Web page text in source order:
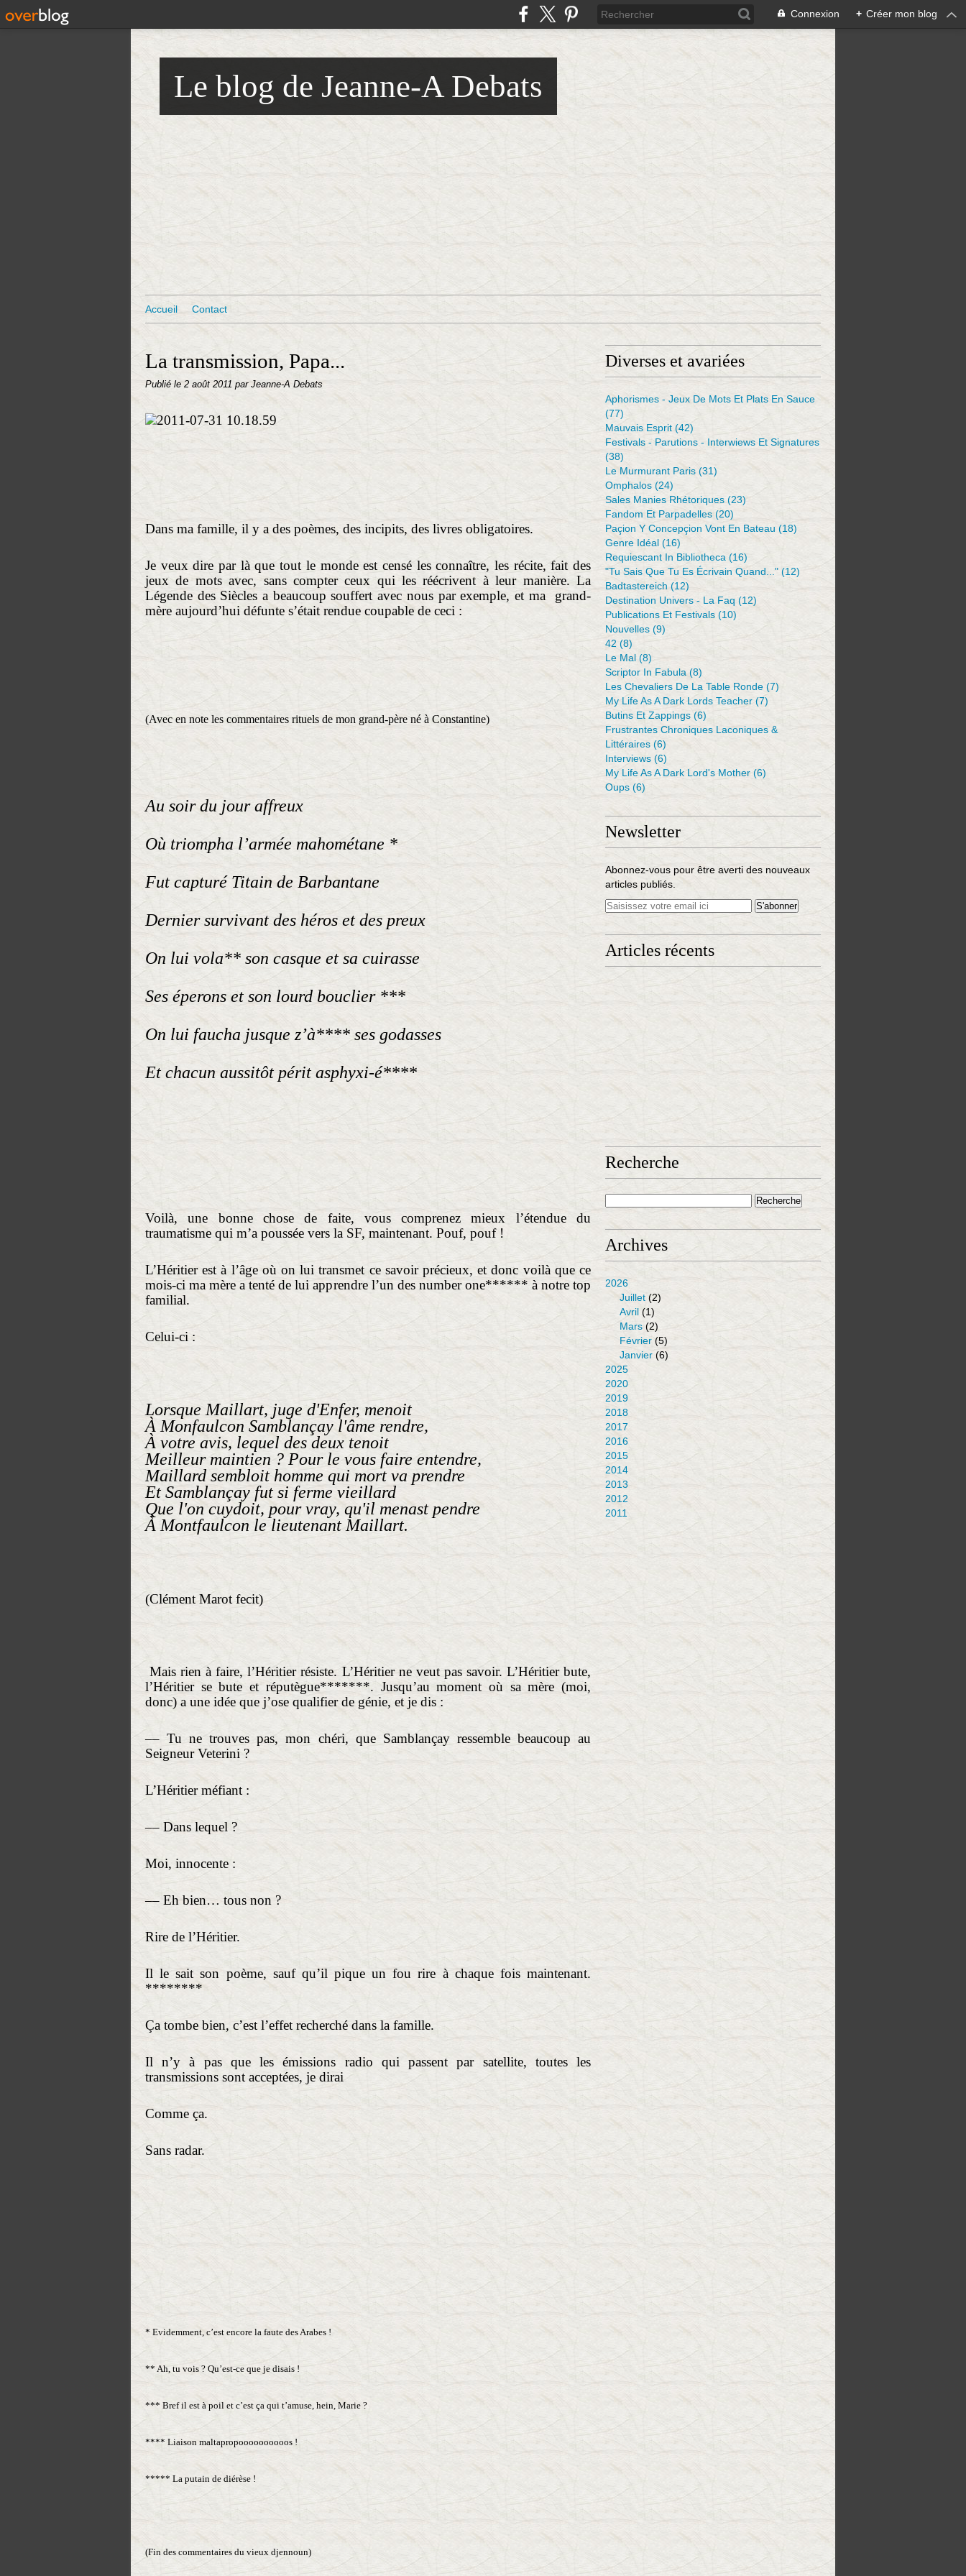
Connexion + Créer mon blog
Le blog de Jeanne-A Debats
Accueil Contact
La transmission, Papa...
Publié le 2 août 2011 par Jeanne-A Debats
Dans ma famille, il y a des poèmes, des incipits, des livres obligatoires.
Je veux dire par là que tout le monde est censé les connaître, les récite, fait des
jeux de mots avec, sans compter ceux qui les réécrivent à leur manière. La
Légende des Siècles a beaucoup souffert avec nous par exemple, et ma grand-
mère aujourd’hui défunte s’était rendue coupable de ceci :
(Avec en note les commentaires rituels de mon grand-père né à Constantine)
Au soir du jour affreux
Où triompha l’armée mahométane *
Fut capturé Titain de Barbantane
Dernier survivant des héros et des preux
On lui vola** son casque et sa cuirasse
Ses éperons et son lourd bouclier ***
On lui faucha jusque z’à**** ses godasses
Et chacun aussitôt périt asphyxi-é****
Voilà, une bonne chose de faite, vous comprenez mieux l’étendue du
traumatisme qui m’a poussée vers la SF, maintenant. Pouf, pouf !
L’Héritier est à l’âge où on lui transmet ce savoir précieux, et donc voilà que ce
mois-ci ma mère a tenté de lui apprendre l’un des number one****** à notre top
familial.
Celui-ci :
Lorsque Maillart, juge d'Enfer, menoit
À Monfaulcon Samblançay l'âme rendre,
À votre avis, lequel des deux tenoit
Meilleur maintien ? Pour le vous faire entendre,
Maillard sembloit homme qui mort va prendre
Et Samblançay fut si ferme vieillard
Que l'on cuydoit, pour vray, qu'il menast pendre
À Montfaulcon le lieutenant Maillart.
(Clément Marot fecit)
Mais rien à faire, l’Héritier résiste. L’Héritier ne veut pas savoir. L’Héritier bute,
l’Héritier se bute et réputègue*******. Jusqu’au moment où sa mère (moi,
donc) a une idée que j’ose qualifier de génie, et je dis :
–– Tu ne trouves pas, mon chéri, que Samblançay ressemble beaucoup au
Seigneur Veterini ?
L’Héritier méfiant :
–– Dans lequel ?
Moi, innocente :
–– Eh bien… tous non ?
Rire de l’Héritier.
Il le sait son poème, sauf qu’il pique un fou rire à chaque fois maintenant.
********
Ça tombe bien, c’est l’effet recherché dans la famille.
Il n’y à pas que les émissions radio qui passent par satellite, toutes les
transmissions sont acceptées, je dirai
Comme ça.
Sans radar.
* Evidemment, c’est encore la faute des Arabes !
** Ah, tu vois ? Qu’est-ce que je disais !
*** Bref il est à poil et c’est ça qui t’amuse, hein, Marie ?
**** Liaison maltapropoooooooooos !
***** La putain de diérèse !
(Fin des commentaires du vieux djennoun)
Diverses et avariées
Aphorismes - Jeux De Mots Et Plats En Sauce
(77)
Mauvais Esprit (42)
Festivals - Parutions - Interwiews Et Signatures
(38)
Le Murmurant Paris (31)
Omphalos (24)
Sales Manies Rhétoriques (23)
Fandom Et Parpadelles (20)
Paçion Y Concepçion Vont En Bateau (18)
Genre Idéal (16)
Requiescant In Bibliotheca (16)
"tu Sais Que Tu Es Écrivain Quand..." (12)
Badtastereich (12)
Destination Univers - La Faq (12)
Publications Et Festivals (10)
Nouvelles (9)
42 (8)
Le Mal (8)
Scriptor In Fabula (8)
Les Chevaliers De La Table Ronde (7)
My Life As A Dark Lords Teacher (7)
Butins Et Zappings (6)
Frustrantes Chroniques Laconiques &
Littéraires (6)
Interviews (6)
My Life As A Dark Lord's Mother (6)
Oups (6)
Newsletter
Abonnez-vous pour être averti des nouveaux
articles publiés.
Articles récents
Recherche
Archives
2026
Juillet (2)
Avril (1)
Mars (2)
Février (5)
Janvier (6)
2025
2020
2019
2018
2017
2016
2015
2014
2013
2012
2011